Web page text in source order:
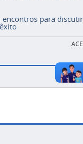
encontros para